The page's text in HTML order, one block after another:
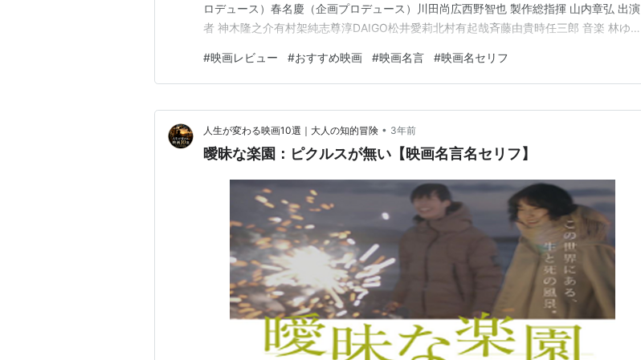
ロデュース）春名慶（企画プロデュース）川田尚広西野智也 製作総指揮 山内章弘 出演
者 神木隆之介有村架純志尊淳DAIGO松井愛莉北村有起哉斉藤由貴時任三郎 音楽 林ゆう
制作会社 東宝映画 製作会社 「フォルトゥナの瞳」製…
#映画レビュー #おすすめ映画 #映画名言 #映画名セリフ
人生が変わる映画10選｜大人の知的冒険 • 3年前
曖昧な楽園：ピクルスが無い【映画名言名セリフ】